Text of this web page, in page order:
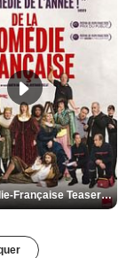
De la Comédie-Française Teaser VF